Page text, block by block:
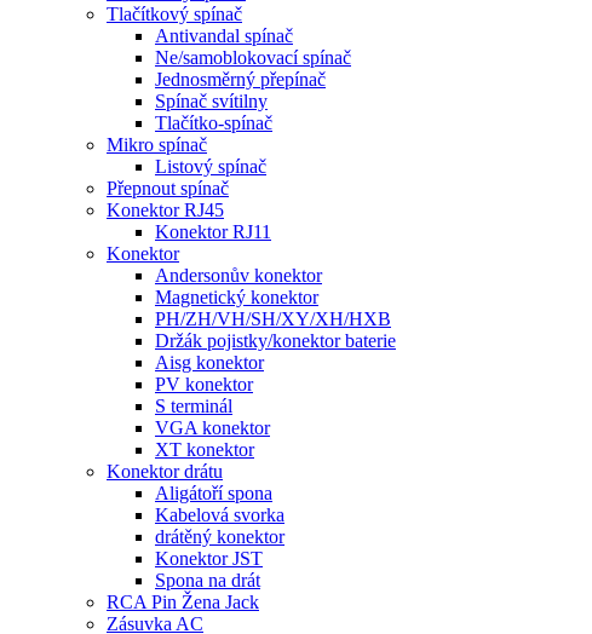
Tlačítkový spínač
Antivandal spínač
Ne/samoblokovací spínač
Jednosměrný přepínač
Spínač svítilny
Tlačítko-spínač
Mikro spínač
Listový spínač
Přepnout spínač
Konektor RJ45
Konektor RJ11
Konektor
Andersonův konektor
Magnetický konektor
PH/ZH/VH/SH/XY/XH/HXB
Držák pojistky/konektor baterie
Aisg konektor
PV konektor
S terminál
VGA konektor
XT konektor
Konektor drátu
Aligátoří spona
Kabelová svorka
drátěný konektor
Konektor JST
Spona na drát
RCA Pin Žena Jack
Zásuvka AC